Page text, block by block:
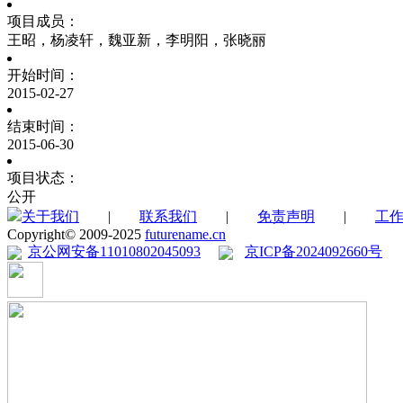
项目成员：
王昭，杨凌轩，魏亚新，李明阳，张晓丽
开始时间：
2015-02-27
结束时间：
2015-06-30
项目状态：
公开
关于我们 | 联系我们 | 免责声明 | 工
Copyright© 2009-2025 futurename.cn
京公网安备11010802045093
京ICP备2024092660号